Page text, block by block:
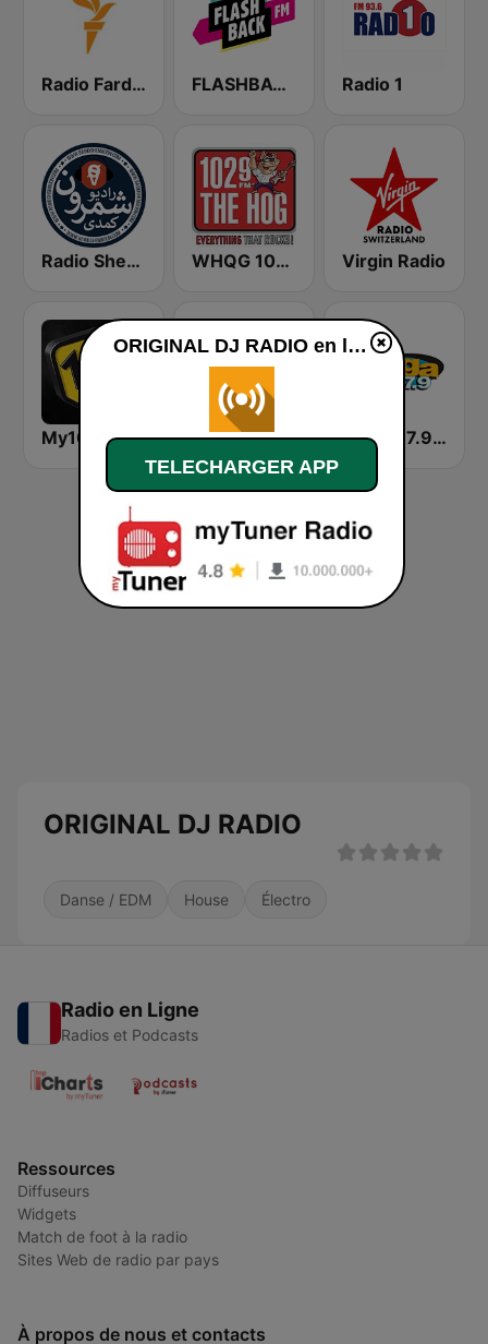
Radio Farda (راديو فردا) FLASHBACK FM Radio 1
Radio Shemroon - رادیو شمرون WHQG 102.9 The Hog Virgin Radio
My105 - Dance RBA Radio Rwanda Mega 97.9 FM
ORIGINAL DJ RADIO
Danse / EDM House Électro
Radio en Ligne
Radios et Podcasts
Ressources
Diffuseurs
Widgets
Match de foot à la radio
Sites Web de radio par pays
À propos de nous et contacts
ORIGINAL DJ RADIO en ligne
TELECHARGER APP